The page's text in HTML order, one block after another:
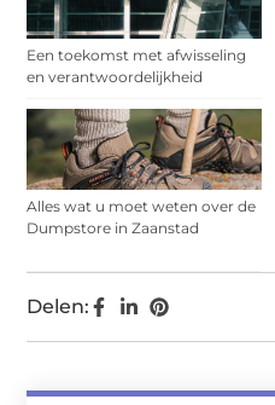
Een toekomst met afwisseling
en verantwoordelijkheid
Alles wat u moet weten over de
Dumpstore in Zaanstad
Delen: